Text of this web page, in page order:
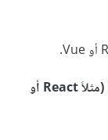
2. وظيفة Front-end باستخدام إطار عمل فقط (مثلاً React أو